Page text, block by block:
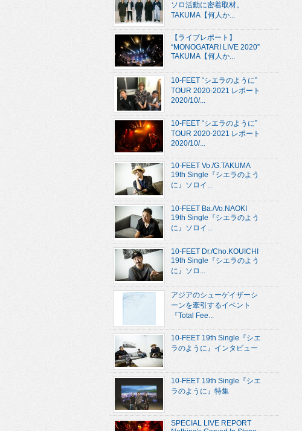
ソロ活動に密着取材。
TAKUMA【何人か...
【ライブレポート】
“MONOGATARI LIVE 2020”
TAKUMA【何人か...
10-FEET “シエラのように”
TOUR 2020-2021 レポート
2020/10/...
10-FEET “シエラのように”
TOUR 2020-2021 レポート
2020/10/...
10-FEET Vo./G.TAKUMA
19th Single『シエラのよう
に』ソロイ...
10-FEET Ba./Vo.NAOKI
19th Single『シエラのよう
に』ソロイ...
10-FEET Dr./Cho.KOUICHI
19th Single『シエラのよう
に』ソロ...
アジアのシューゲイザーシ
ーンを牽引するイベント
『Total Fee...
10-FEET 19th Single『シエ
ラのように』インタビュー
10-FEET 19th Single『シエ
ラのように』特集
SPECIAL LIVE REPORT